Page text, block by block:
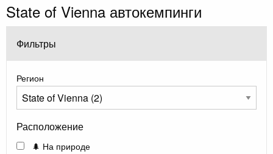
State of Vienna автокемпинги
Фильтры
Регион
Расположение
🌲 На природе